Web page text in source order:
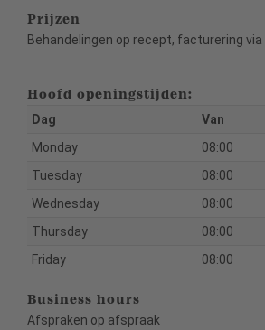
Prijzen
Behandelingen op recept, facturering
Hoofd openingstijden:
Dag Van
Monday
08:00
Tuesday
08:00
Wednesday
08:00
Thursday
08:00
Friday
08:00
Business hours
Afspraken op afspraak